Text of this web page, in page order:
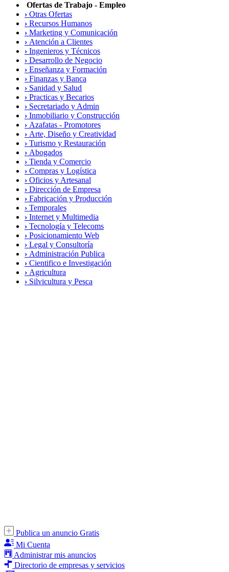
Ofertas de Trabajo - Empleo
› Otras Ofertas
› Recursos Humanos
› Marketing y Comunicación
› Atención a Clientes
› Ingenieros y Técnicos
› Desarrollo de Negocio
› Enseñanza y Formación
› Finanzas y Banca
› Sanidad y Salud
› Practicas y Becarios
› Secretariado y Admin
› Inmobiliario y Construcción
› Azafatas - Promotores
› Arte, Diseño y Creatividad
› Turismo y Restauración
› Abogados
› Tienda y Comercio
› Compras y Logística
› Oficios y Artesanal
› Dirección de Empresa
› Fabricación y Producción
› Temporales
› Internet y Multimedia
› Tecnología y Telecoms
› Posicionamiento Web
› Legal y Consultoría
› Administración Publica
› Cientifico e Investigación
› Agricultura
› Silvicultura y Pesca
Publica un anuncio Gratis
Mi Cuenta
Administrar mis anuncios
Directorio de empresas y servicios